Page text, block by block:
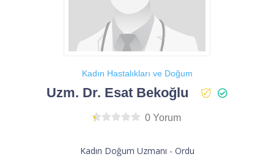
Kadın Hastalıkları ve Doğum
Uzm. Dr. Esat Bekoğlu
0 Yorum
Kadın Doğum Uzmanı - Ordu